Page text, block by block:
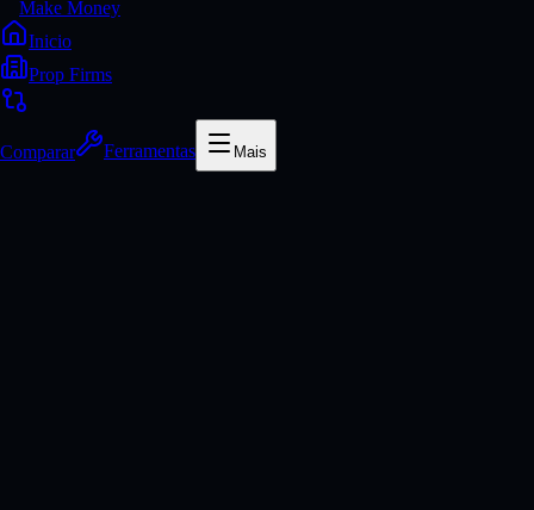
Make Money
Inicio
Prop Firms
Comparar Ferramentas Mais